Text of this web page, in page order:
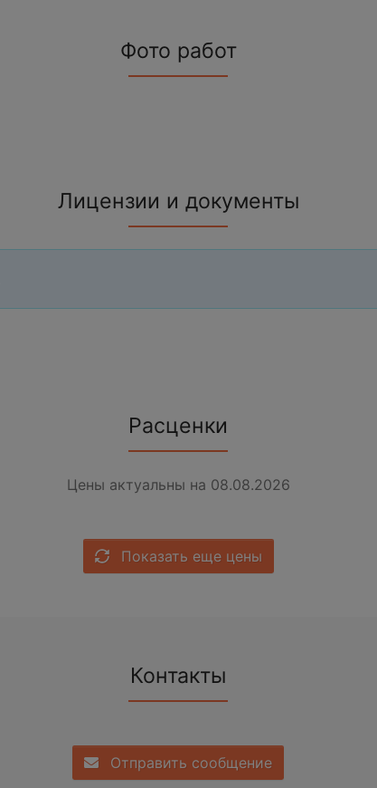
Фото работ
Лицензии и документы
Расценки
Цены актуальны на 08.08.2026
Показать еще цены
Контакты
Отправить сообщение